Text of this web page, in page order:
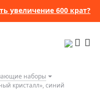
увеличение 600 крат?
наборы
кристалл», синий